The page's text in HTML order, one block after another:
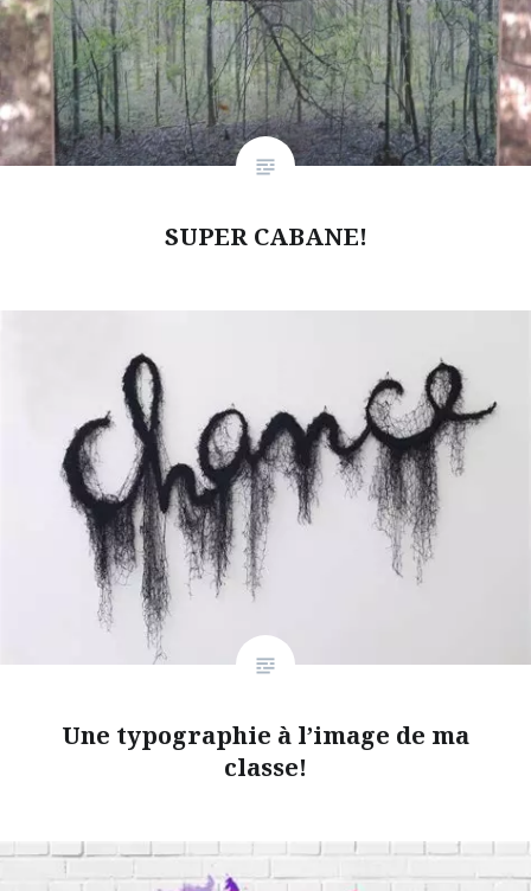
SUPER CABANE!
Une typographie à l’image de ma
classe!